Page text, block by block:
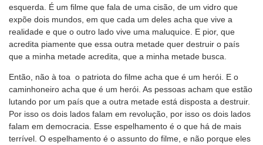
esquerda. É um filme que fala de uma cisão, de um vidro que
expõe dois mundos, em que cada um deles acha que vive a
realidade e que o outro lado vive uma maluquice. E pior, que
acredita piamente que essa outra metade quer destruir o país
que a minha metade acredita, que a minha metade busca.
Então, não à toa o patriota do filme acha que é um herói. E o
caminhoneiro acha que é um herói. As pessoas acham que estão
lutando por um país que a outra metade está disposta a destruir.
Por isso os dois lados falam em revolução, por isso os dois lados
falam em democracia. Esse espelhamento é o que há de mais
terrível. O espelhamento é o assunto do filme, e não porque eles